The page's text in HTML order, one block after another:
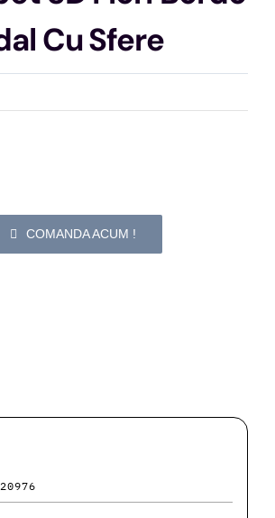
Cu Sfere
COMANDA ACUM !